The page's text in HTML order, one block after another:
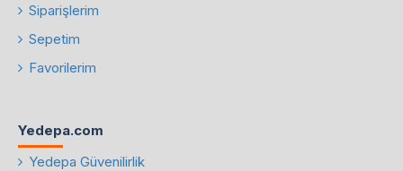
Siparişlerim
Sepetim
Favorilerim
Yedepa.com
Yedepa Güvenilirlik